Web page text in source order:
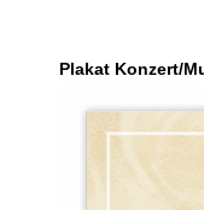
Plakat Konzert/